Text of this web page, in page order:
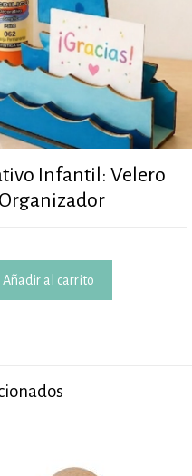
Infantil: Velero
Organizador
Añadir al carrito